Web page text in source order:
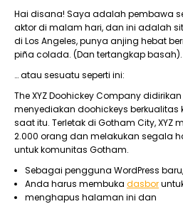
Hai disana! Saya adalah pembawa
aktor di malam hari, dan ini adalah
di Los Angeles, punya anjing hebat
piña colada. (Dan tertangkap basah).
… atau sesuatu seperti ini:
The XYZ Doohickey Company
menyediakan doohickeys
saat itu. Terletak di Gotham City, XYZ
2.000 orang dan melakukan segala
untuk komunitas Gotham.
Sebagai pengguna WordPress baru,
Anda harus membuka dasbor
menghapus halaman ini dan